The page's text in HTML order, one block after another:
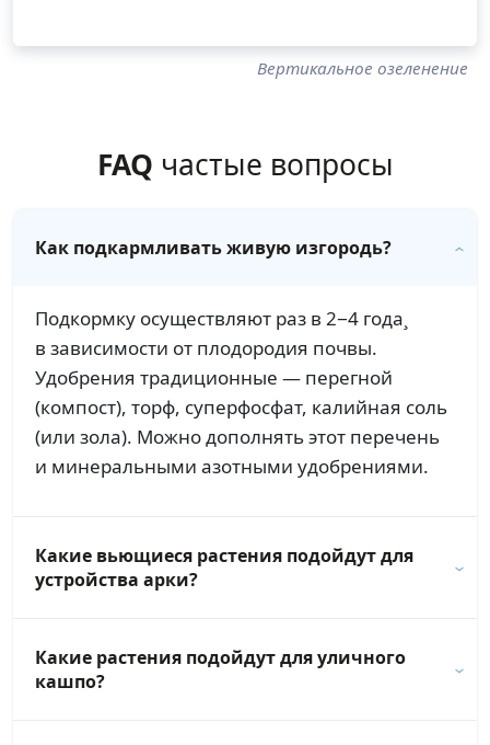
Вертикальное озеленение
FAQ частые вопросы
Как подкармливать живую изгородь?
Подкормку осуществляют раз в 2−4 года¸
в зависимости от плодородия почвы.
Удобрения традиционные — перегной
(компост), торф, суперфосфат, калийная соль
(или зола). Можно дополнять этот перечень
и минеральными азотными удобрениями.
Какие вьющиеся растения подойдут для
устройства арки?
Какие растения подойдут для уличного
кашпо?